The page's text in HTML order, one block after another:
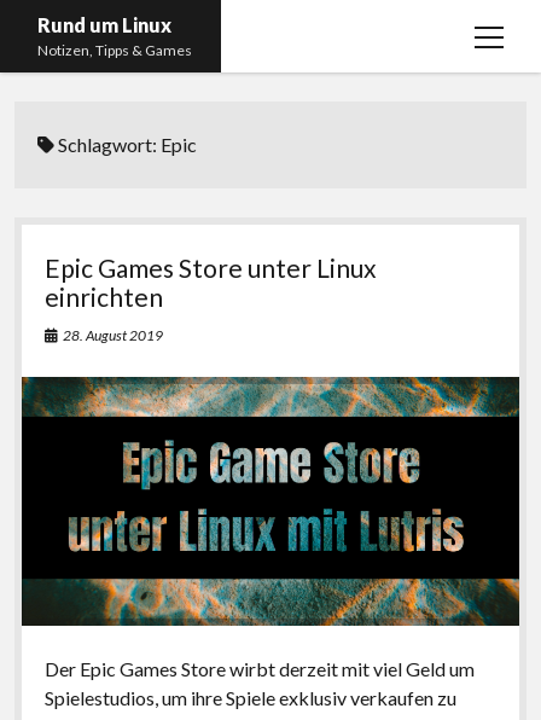
Rund um Linux
Notizen, Tipps & Games
Menü
Linux
About
Impressum
Datenschutzerklärung
Schlagwort: Epic
Epic Games Store unter Linux
einrichten
28. August 2019
Der Epic Games Store wirbt derzeit mit viel Geld um
Spielestudios, um ihre Spiele exklusiv verkaufen zu